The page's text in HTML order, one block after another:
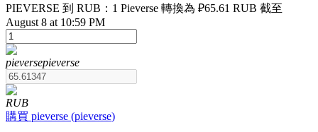
USDT永續
多種以USDT結算的永續合約
PIEVERSE 到 RUB：1 Pieverse 轉換為 ₽65.61 RUB 截至
August 8 at 10:59 PM
pieversepieverse
RUB
購買 pieverse (pieverse)